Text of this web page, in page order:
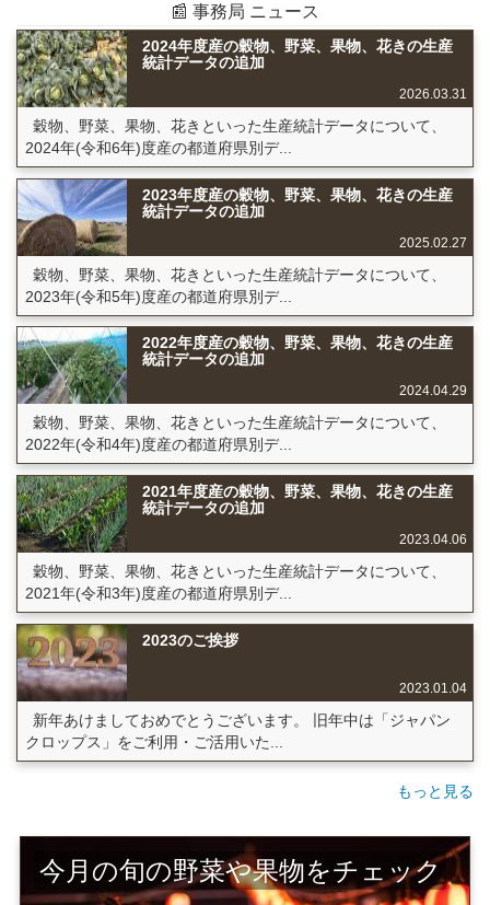
📰 事務局 ニュース
2024年度産の穀物、野菜、果物、花きの生産
統計データの追加
2026.03.31
穀物、野菜、果物、花きといった生産統計データについて、
2024年(令和6年)度産の都道府県別デ...
2023年度産の穀物、野菜、果物、花きの生産
統計データの追加
2025.02.27
穀物、野菜、果物、花きといった生産統計データについて、
2023年(令和5年)度産の都道府県別デ...
2022年度産の穀物、野菜、果物、花きの生産
統計データの追加
2024.04.29
穀物、野菜、果物、花きといった生産統計データについて、
2022年(令和4年)度産の都道府県別デ...
2021年度産の穀物、野菜、果物、花きの生産
統計データの追加
2023.04.06
穀物、野菜、果物、花きといった生産統計データについて、
2021年(令和3年)度産の都道府県別デ...
2023のご挨拶
2023.01.04
新年あけましておめでとうございます。 旧年中は「ジャパン
クロップス」をご利用・ご活用いた...
もっと見る
今月の旬の野菜や果物をチェック